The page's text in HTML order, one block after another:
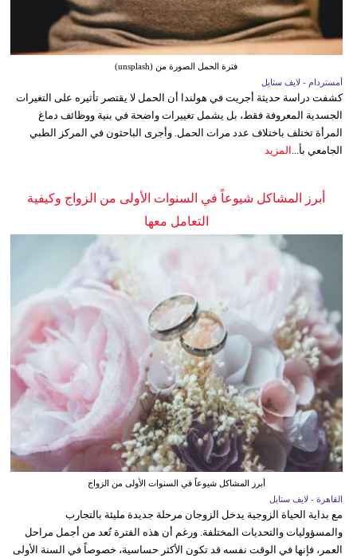
فترة الحمل الصورة من (unsplash)
أمستردام - لايف ستايل
كشفت دراسة حديثة أجريت في هولندا أن الحمل لا يقتصر تأثيره على التغيرات
الجسدية المعروفة فقط، بل يشمل تغييرات واضحة في بنية ووظائف دماغ
المرأة تختلف باختلاف عدد مرات الحمل. وأجرى الباحثون في المركز الطبي
الجامعي بأ... المزيد
أبرز المشاكل شيوعاً في السنوات الأولى من الزواج وكيفية
التعامل معها
أبرز المشاكل شيوعاً في السنوات الأولى من الزواج
القاهرة - لايف ستايل
مع بداية الحياة الزوجية يدخل الزوجان مرحلة جديدة مليئة بالتجارب
والمسؤوليات والتحديات المختلفة. ورغم أن هذه الفترة تُعد من أجمل مراحل
العمر، فإنها في الوقت نفسه قد تكون الأكثر حساسية، خصوصاً في السنة الأولى